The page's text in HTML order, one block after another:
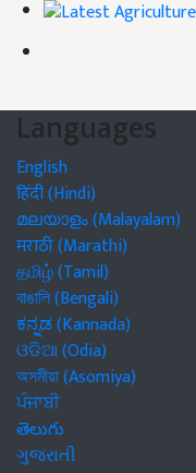
Languages
English
हिंदी (Hindi)
മലയാളം (Malayalam)
मराठी (Marathi)
தமிழ் (Tamil)
বাঙালি (Bengali)
ಕನ್ನಡ (Kannada)
ଓଡିଆ (Odia)
অসমীয়া (Asomiya)
ਪੰਜਾਬੀ
తెలుగు
ગુજરાતી